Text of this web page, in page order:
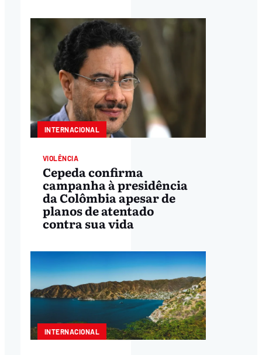
INTERNACIONAL
VIOLÊNCIA
Cepeda confirma
campanha à presidência
da Colômbia apesar de
planos de atentado
contra sua vida
INTERNACIONAL